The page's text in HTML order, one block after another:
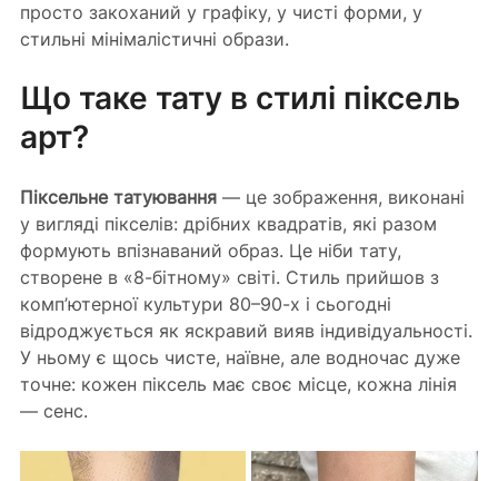
просто закоханий у графіку, у чисті форми, у
стильні мінімалістичні образи.
Що таке тату в стилі піксель
арт?
Піксельне татуювання — це зображення, виконані
у вигляді пікселів: дрібних квадратів, які разом
формують впізнаваний образ. Це ніби тату,
створене в «8-бітному» світі. Стиль прийшов з
комп’ютерної культури 80–90-х і сьогодні
відроджується як яскравий вияв індивідуальності.
У ньому є щось чисте, наївне, але водночас дуже
точне: кожен піксель має своє місце, кожна лінія
— сенс.